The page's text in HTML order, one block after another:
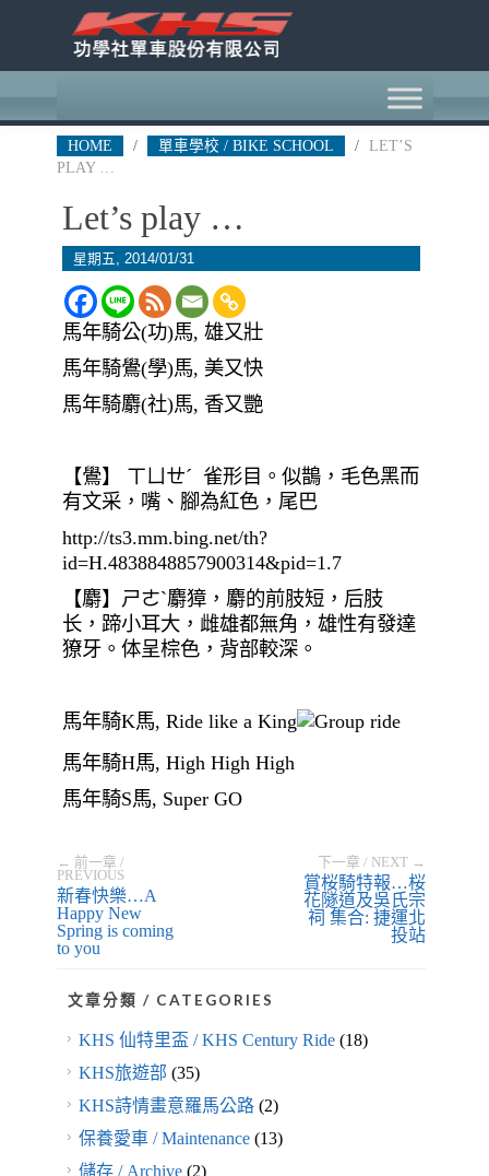
HOME / 單車學校 / BIKE SCHOOL /
LET’S
PLAY …
Let’s play …
星期五, 2014/01/31
馬年騎公(功)馬, 雄又壯
馬年騎鷽(學)馬, 美又快
馬年騎麝(社)馬, 香又艷
【鷽】 ㄒㄩㄝˊ 雀形目。似鵲，毛色黑而
有文采，嘴、腳為紅色，尾巴
http://ts3.mm.bing.net/th?
id=H.4838848857900314&pid=1.7
【麝】ㄕㄜˋ麝獐，麝的前肢短，后肢
长，蹄小耳大，雌雄都無角，雄性有發達
獠牙。体呈棕色，背部較深。
馬年騎K馬, Ride like a King
馬年騎H馬, High High High
馬年騎S馬, Super GO
← 前一章 /
PREVIOUS
新春快樂…A
Happy New
Spring is coming
to you
下一章 / NEXT →
賞桜騎特報…桜
花隧道及吳氏宗
祠 集合: 捷運北
投站
文章分類 / CATEGORIES
KHS 仙特里盃 / KHS Century Ride(18)
KHS旅遊部 (35)
KHS詩情畫意羅馬公路(2)
保養愛車 / Maintenance(13)
儲存 / Archive(2)